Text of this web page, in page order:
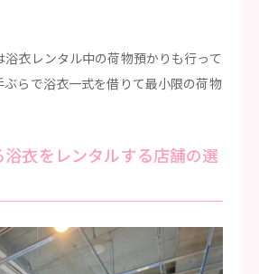
浴衣レンタル中の荷物預かりも行って
ぶらで浴衣一式を借りて最小限の荷物
衣をレンタルする店舗の選